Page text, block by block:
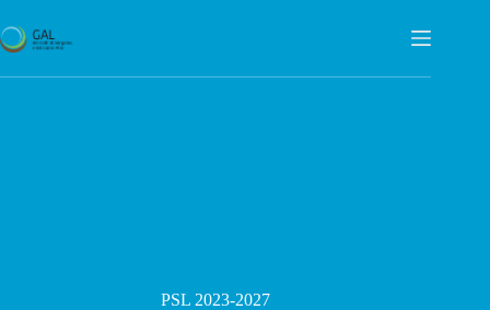
al
contenuto
PSL 2023-2027